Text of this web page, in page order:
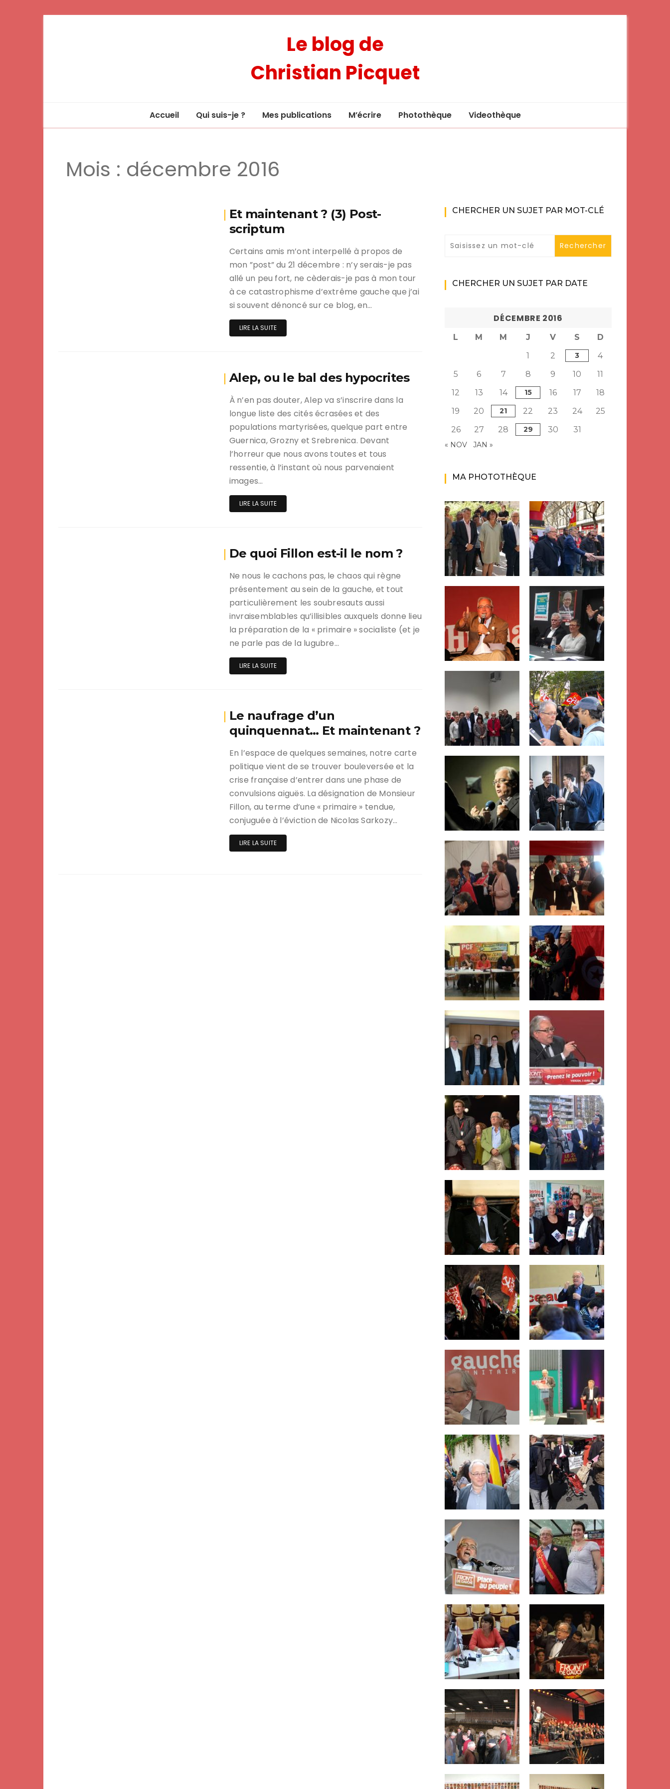
Le blog de
Christian Picquet
Accueil Qui suis-je ? Mes publications M’écrire Photothèque Videothèque
Mois : décembre 2016
Et maintenant ? (3) Post-
scriptum
Certains amis m’ont interpellé à propos de
mon ”post” du 21 décembre : n’y serais-je pas
allé un peu fort, ne cèderais-je pas à mon tour
à ce catastrophisme d’extrême gauche que j’ai
si souvent dénoncé sur ce blog, en…
LIRE LA SUITE
Alep, ou le bal des hypocrites
À n’en pas douter, Alep va s’inscrire dans la
longue liste des cités écrasées et des
populations martyrisées, quelque part entre
Guernica, Grozny et Srebrenica. Devant
l’horreur que nous avons toutes et tous
ressentie, à l’instant où nous parvenaient
images…
LIRE LA SUITE
De quoi Fillon est-il le nom ?
Ne nous le cachons pas, le chaos qui règne
présentement au sein de la gauche, et tout
particulièrement les soubresauts aussi
invraisemblables qu’illisibles auxquels donne lieu
la préparation de la « primaire » socialiste (et je
ne parle pas de la lugubre…
LIRE LA SUITE
Le naufrage d’un
quinquennat… Et maintenant ?
En l’espace de quelques semaines, notre carte
politique vient de se trouver bouleversée et la
crise française d’entrer dans une phase de
convulsions aiguës. La désignation de Monsieur
Fillon, au terme d’une « primaire » tendue,
conjuguée à l’éviction de Nicolas Sarkozy…
LIRE LA SUITE
CHERCHER UN SUJET PAR MOT-CLÉ
CHERCHER UN SUJET PAR DATE
DÉCEMBRE 2016
L M M J V S
D
1
2 3
4
5
6 7 8 9 10
11
12
13 14 15 16 17
18
19
20 21 22 23 24
25
26
27 28 29 30 31
« NOV JAN »
MA PHOTOTHÈQUE